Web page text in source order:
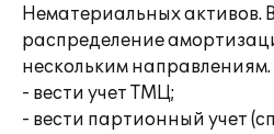
Нематериальных активов.
распределение
нескольким направлениям.
- вести учет ТМЦ;
- вести партионный учет